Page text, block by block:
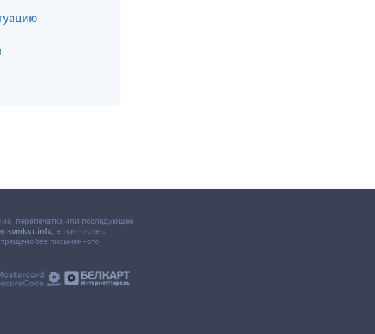
перепечатка или последующее
komkur.info, в том числе с